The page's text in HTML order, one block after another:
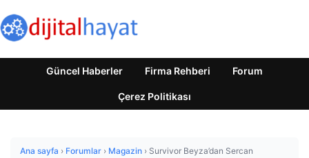
Güncel Haberler Firma Rehberi Forum
Çerez Politikası
Ana sayfa › Forumlar › Magazin › Survivor Beyza’dan Sercan